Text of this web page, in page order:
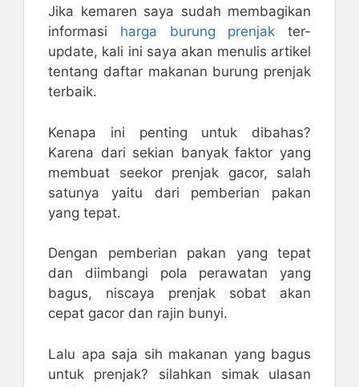
Jika kemaren saya sudah membagikan
informasi harga burung prenjak ter-
update, kali ini saya akan menulis artikel
tentang daftar makanan burung prenjak
terbaik.
Kenapa ini penting untuk dibahas?
Karena dari sekian banyak faktor yang
membuat seekor prenjak gacor, salah
satunya yaitu dari pemberian pakan
yang tepat.
Dengan pemberian pakan yang tepat
dan diimbangi pola perawatan yang
bagus, niscaya prenjak sobat akan
cepat gacor dan rajin bunyi.
Lalu apa saja sih makanan yang bagus
untuk prenjak? silahkan simak ulasan